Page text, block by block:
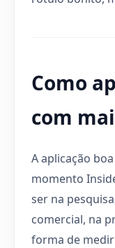
Como
com
A aplicação
momento
ser na
comercial, na
forma de